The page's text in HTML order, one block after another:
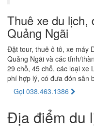
Thuê xe du lịch,
Quảng Ngãi
Đặt tour, thuê ô tô, xe máy
Quảng Ngãi và các tỉnh/
29 chỗ, 45 chỗ, các loại xe
phí hợp lý, có đưa đón sân
Gọi 038.463.1386
Địa điểm du